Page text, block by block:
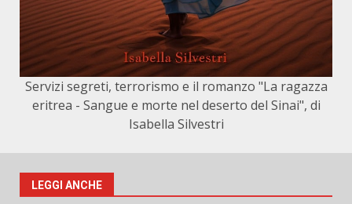
Servizi segreti, terrorismo e il romanzo "La ragazza
eritrea - Sangue e morte nel deserto del Sinai", di
Isabella Silvestri
LEGGI ANCHE